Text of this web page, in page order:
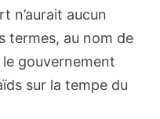
n’aurait aucun
termes, au nom de
le gouvernement
sur la tempe du